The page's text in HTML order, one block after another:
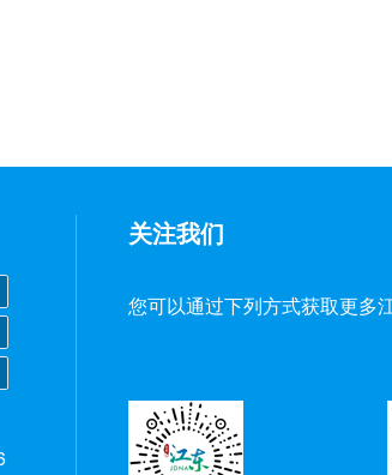
关注我们
您可以通过下列方式获取更